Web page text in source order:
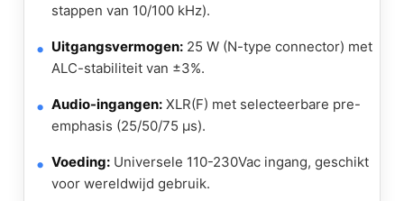
stappen van 10/100 kHz).
Uitgangsvermogen: 25 W (N-type connector) met
ALC-stabiliteit van ±3%.
Audio-ingangen: XLR(F) met selecteerbare pre-
emphasis (25/50/75 µs).
Voeding: Universele 110-230Vac ingang, geschikt
voor wereldwijd gebruik.